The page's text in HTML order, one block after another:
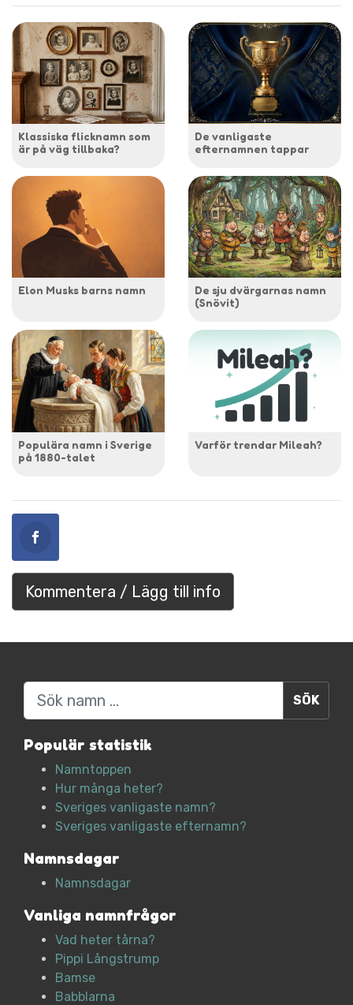
Klassiska flicknamn som
är på väg tillbaka?
De vanligaste
efternamnen tappar
Elon Musks barns namn
De sju dvärgarnas namn
(Snövit)
Populära namn i Sverige
på 1880-talet
Varför trendar Mileah?
Kommentera / Lägg till info
Sök
Populär statistik
Namntoppen
Hur många heter?
Sveriges vanligaste namn?
Sveriges vanligaste efternamn?
Namnsdagar
Namnsdagar
Vanliga namnfrågor
Vad heter tårna?
Pippi Långstrump
Bamse
Babblarna